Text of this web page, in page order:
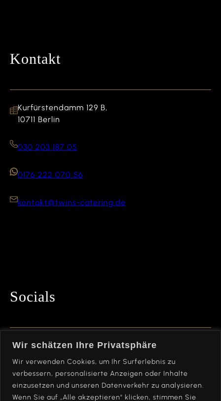
Wir schätzen Ihre Privatsphäre
Wir verwenden Cookies, um Ihr Surferlebnis zu
verbessern, personalisierte Anzeigen oder Inhalte
einzusetzen und unseren Datenverkehr zu analysieren.
Wenn Sie auf „Alle akzeptieren" klicken, stimmen Sie
Kontakt
Kurfürstendamm 129 B,
10711 Berlin
030 203 187 05
0176 222 070 56
kontakt@twins-catering.de
Socials
Bleibe mit uns in Kontakt und folge uns auf